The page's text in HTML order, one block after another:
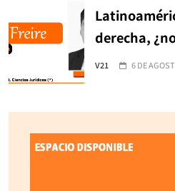
derecha,
V21 6 DE